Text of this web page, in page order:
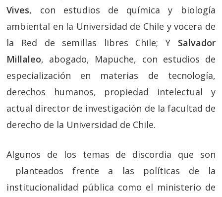
Vives, con estudios de química y biología
ambiental en la Universidad de Chile y vocera de
la Red de semillas libres Chile; Y Salvador
Millaleo, abogado, Mapuche, con estudios de
especialización en materias de tecnología,
derechos humanos, propiedad intelectual y
actual director de investigación de la facultad de
derecho de la Universidad de Chile.
Algunos de los temas de discordia que son
planteados frente a las políticas de la
institucionalidad pública como el ministerio de